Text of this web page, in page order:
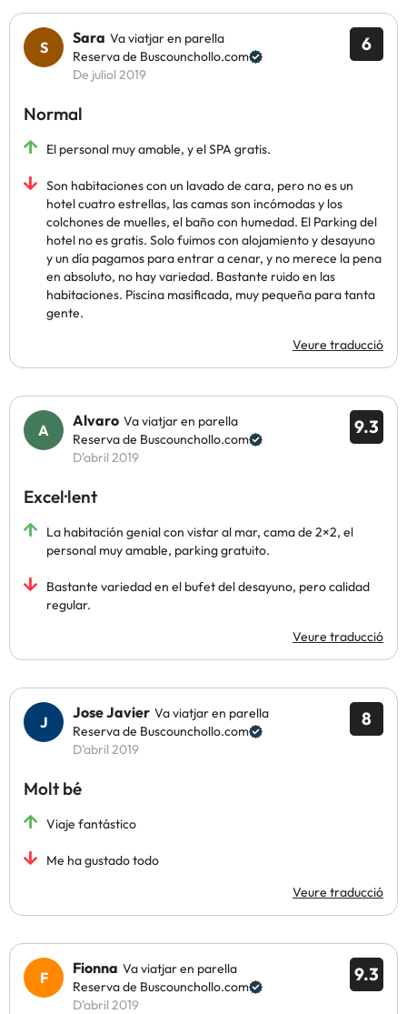
6
Sara Va viatjar en parella
Reserva de Buscounchollo.com
De juliol 2019
Normal
El personal muy amable, y el SPA gratis.
Son habitaciones con un lavado de cara, pero no es un
hotel cuatro estrellas, las camas son incómodas y los
colchones de muelles, el baño con humedad. El Parking del
hotel no es gratis. Solo fuimos con alojamiento y desayuno
y un día pagamos para entrar a cenar, y no merece la pena
en absoluto, no hay variedad. Bastante ruido en las
habitaciones. Piscina masificada, muy pequeña para tanta
gente.
Veure traducció
9.3
Alvaro Va viatjar en parella
Reserva de Buscounchollo.com
D’abril 2019
Excel·lent
La habitación genial con vistar al mar, cama de 2×2, el
personal muy amable, parking gratuito.
Bastante variedad en el bufet del desayuno, pero calidad
regular.
Veure traducció
8
Jose Javier Va viatjar en parella
Reserva de Buscounchollo.com
D’abril 2019
Molt bé
Viaje fantástico
Me ha gustado todo
Veure traducció
9.3
Fionna Va viatjar en parella
Reserva de Buscounchollo.com
D’abril 2019